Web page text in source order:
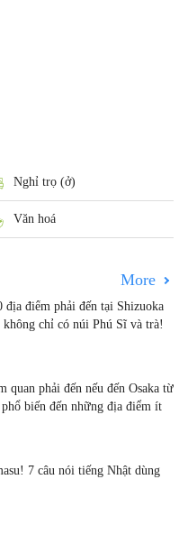
Nghỉ trọ (ở)
Văn hoá
More
địa điểm phải đến tại Shizuoka
gần Tokyo - nơi không chỉ có núi Phú Sĩ và trà!
quan phải đến nếu đến Osaka từ
biến đến những địa điểm ít
7 câu nói tiếng Nhật dùng